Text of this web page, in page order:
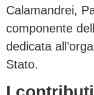
Calamandrei,
componente
dedicata
Stato.